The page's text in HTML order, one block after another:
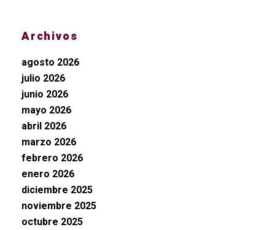
Archivos
agosto 2026
julio 2026
junio 2026
mayo 2026
abril 2026
marzo 2026
febrero 2026
enero 2026
diciembre 2025
noviembre 2025
octubre 2025